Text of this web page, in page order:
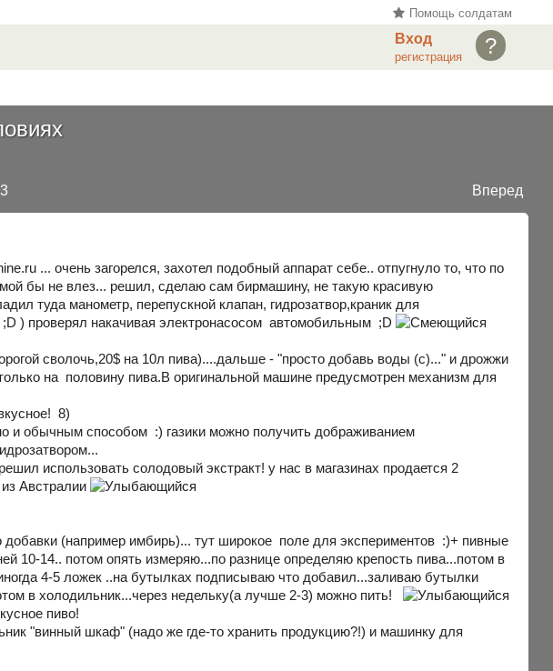
Помощь солдатам
?
Вход
регистрация
Вперед
... очень загорелся, захотел подобный аппарат себе.. отпугнуло то, что по
бы не влез... решил, сделаю сам бирмашину, не такую красивую
туда манометр, перепускной клапан, гидрозатвор,краник для
) проверял накачивая электронасосом автомобильным ;D
сволочь,20$ на 10л пива)....дальше - "просто добавь воды (с)..." и дрожжи
на половину пива.В оригинальной машине предусмотрен механизм для
8)
и обычным способом :) газики можно получить дображиванием
использовать солодовый экстракт! у нас в магазинах продается 2
Австралии
(например имбирь)... тут широкое поле для экспериментов :)+ пивные
10-14.. потом опять измеряю...по разнице определяю крепость пива...потом в
4-5 ложек ..на бутылках подписываю что добавил...заливаю бутылки
в холодильник...через недельку(а лучше 2-3) можно пить!
пиво!
"винный шкаф" (надо же где-то хранить продукцию?!) и машинку для